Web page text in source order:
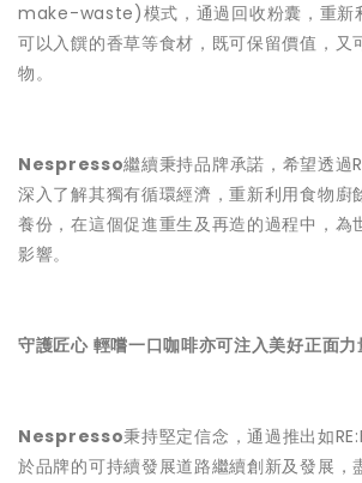
make-waste)模式，通過回收粉囊，重新
可以入饌的香草等食材，既可保留價值，又
物。
Nespresso繼續秉持品牌承諾，希望透過
深入了解其獨有循環經濟，重新利用食物廚
養份，在這個促進重生及再造的過程中，為
影響。
守護匠心 輕嚐一口咖啡亦可注入美好正面力
Nespresso秉持堅定信念，通過推出如
於品牌的可持續發展道路繼續創新及發展，